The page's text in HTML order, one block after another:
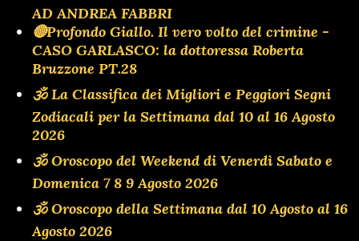
AD ANDREA FABBRI
🔴Profondo Giallo. Il vero volto del crimine -
CASO GARLASCO: la dottoressa Roberta
Bruzzone PT.28
🕉 La Classifica dei Migliori e Peggiori Segni
Zodiacali per la Settimana dal 10 al 16 Agosto
2026
🕉 Oroscopo del Weekend di Venerdì Sabato e
Domenica 7 8 9 Agosto 2026
🕉 Oroscopo della Settimana dal 10 Agosto al 16
Agosto 2026